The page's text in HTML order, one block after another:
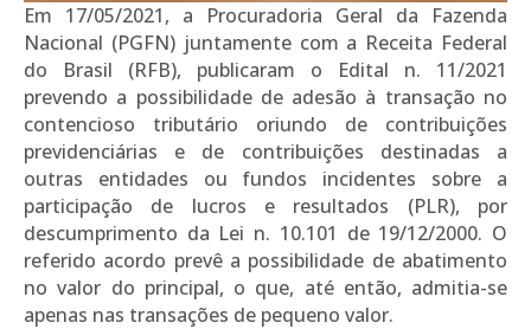
Em 17/05/2021, a Procuradoria Geral da Fazenda
Nacional (PGFN) juntamente com a Receita Federal
do Brasil (RFB), publicaram o Edital n. 11/2021
prevendo a possibilidade de adesão à transação no
contencioso tributário oriundo de contribuições
previdenciárias e de contribuições destinadas a
outras entidades ou fundos incidentes sobre a
participação de lucros e resultados (PLR), por
descumprimento da Lei n. 10.101 de 19/12/2000. O
referido acordo prevê a possibilidade de abatimento
no valor do principal, o que, até então, admitia-se
apenas nas transações de pequeno valor.